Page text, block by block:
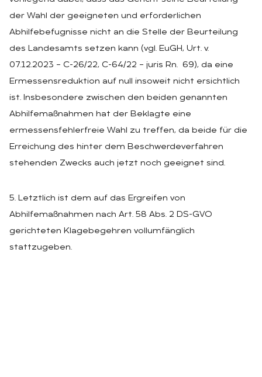
der Wahl der geeigneten und erforderlichen
Abhilfebefugnisse nicht an die Stelle der Beurteilung
des Landesamts setzen kann (vgl. EuGH, Urt. v.
07.12.2023 – C-26/22, C-64/22 – juris Rn. 69), da eine
Ermessensreduktion auf null insoweit nicht ersichtlich
ist. Insbesondere zwischen den beiden genannten
Abhilfemaßnahmen hat der Beklagte eine
ermessensfehlerfreie Wahl zu treffen, da beide für die
Erreichung des hinter dem Beschwerdeverfahren
stehenden Zwecks auch jetzt noch geeignet sind.
5. Letztlich ist dem auf das Ergreifen von
Abhilfemaßnahmen nach Art. 58 Abs. 2 DS-GVO
gerichteten Klagebegehren vollumfänglich
stattzugeben.